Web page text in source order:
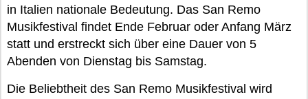
in Italien nationale Bedeutung. Das San Remo
Musikfestival findet Ende Februar oder Anfang März
statt und erstreckt sich über eine Dauer von 5
Abenden von Dienstag bis Samstag.
Die Beliebtheit des San Remo Musikfestival wird